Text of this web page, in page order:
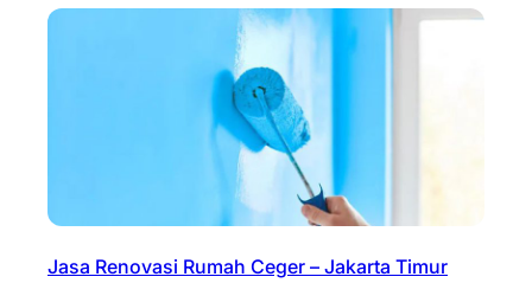
Jasa Renovasi Rumah Ceger – Jakarta Timur